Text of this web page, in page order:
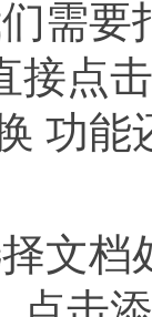
要
接点
功能
档处